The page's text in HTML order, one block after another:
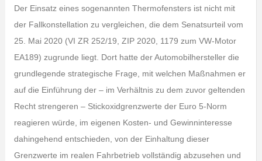
Der Einsatz eines sogenannten Thermofensters ist nicht mit
der Fallkonstellation zu vergleichen, die dem Senatsurteil vom
25. Mai 2020 (VI ZR 252/19, ZIP 2020, 1179 zum VW-Motor
EA189) zugrunde liegt. Dort hatte der Automobilhersteller die
grundlegende strategische Frage, mit welchen Maßnahmen er
auf die Einführung der – im Verhältnis zu dem zuvor geltenden
Recht strengeren – Stickoxidgrenzwerte der Euro 5-Norm
reagieren würde, im eigenen Kosten- und Gewinninteresse
dahingehend entschieden, von der Einhaltung dieser
Grenzwerte im realen Fahrbetrieb vollständig abzusehen und